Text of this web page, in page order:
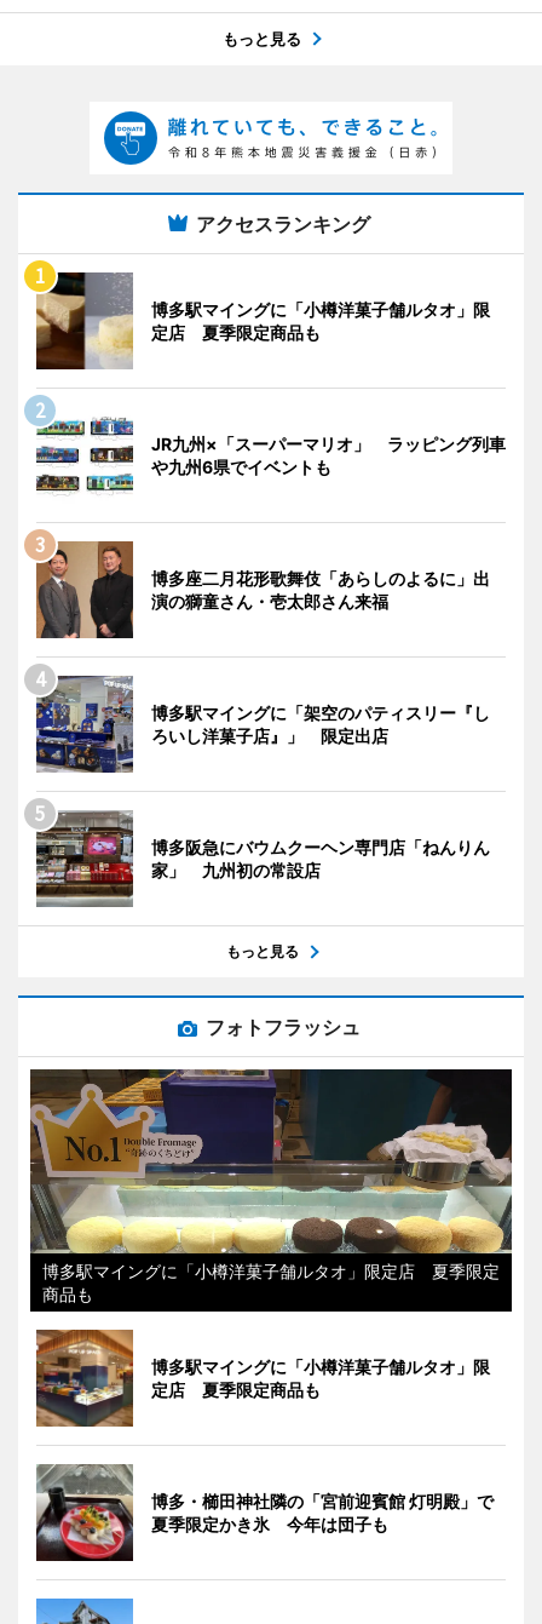
もっと見る
アクセスランキング
博多駅マイングに「小樽洋菓子舗ルタオ」限
定店 夏季限定商品も
JR九州×「スーパーマリオ」 ラッピング列車
や九州6県でイベントも
博多座二月花形歌舞伎「あらしのよるに」出
演の獅童さん・壱太郎さん来福
博多駅マイングに「架空のパティスリー『し
ろいし洋菓子店』」 限定出店
博多阪急にバウムクーヘン専門店「ねんりん
家」 九州初の常設店
もっと見る
フォトフラッシュ
博多駅マイングに「小樽洋菓子舗ルタオ」限定店 夏季限定
商品も
博多駅マイングに「小樽洋菓子舗ルタオ」限
定店 夏季限定商品も
博多・櫛田神社隣の「宮前迎賓館 灯明殿」で
夏季限定かき氷 今年は団子も